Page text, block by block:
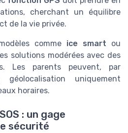
cherchant un équilibre
de la vie privée.
comme ice smart ou
solutions modérées avec des
Les parents peuvent, par
uniquement
horaires.
: un gage
sécurité